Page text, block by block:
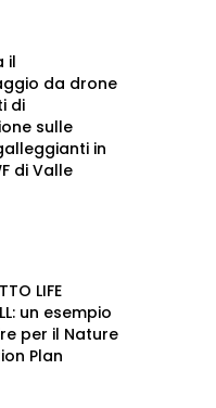
il
da drone
di
sulle
in
di Valle
LIFE
un esempio
per il Nature
Plan